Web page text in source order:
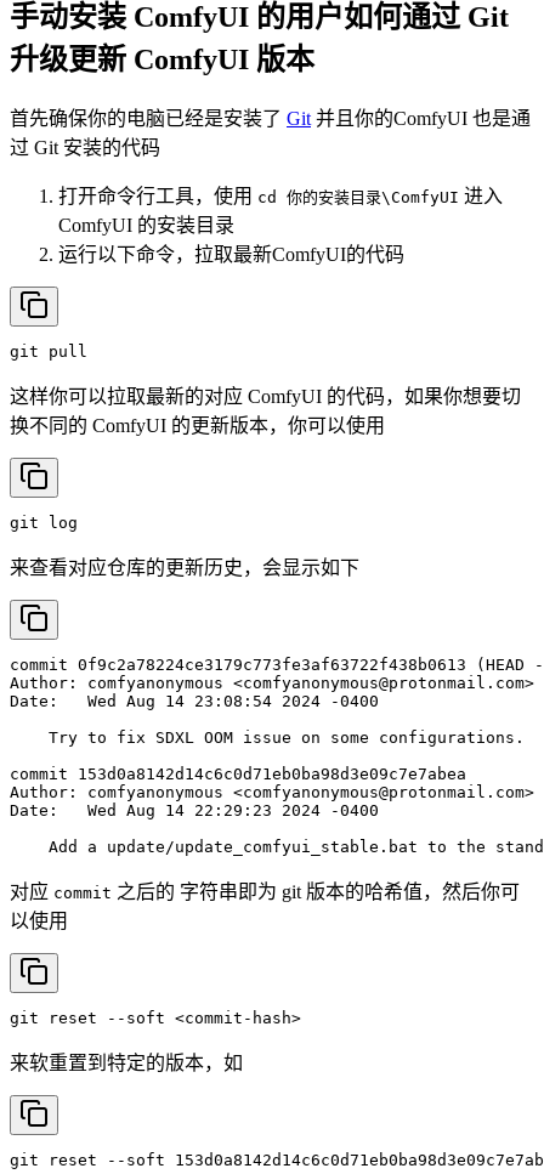
手动安装 ComfyUI 的用户如何通过 Git
升级更新 ComfyUI 版本
首先确保你的电脑已经是安装了 Git 并且你的ComfyUI 也是通
过 Git 安装的代码
打开命令行工具，使用 cd 你的安装目录\ComfyUI 进入
ComfyUI 的安装目录
运行以下命令，拉取最新ComfyUI的代码
git pull
这样你可以拉取最新的对应 ComfyUI 的代码，如果你想要切
换不同的 ComfyUI 的更新版本，你可以使用
git log
来查看对应仓库的更新历史，会显示如下
commit 0f9c2a78224ce3179c773fe3af63722f438b0613 (HEAD
Author:
comfyanonymous <comfyanonymous@protonmail.com>
Date:
Wed Aug 14 23:08:54 2024
-0400
Try to fix SDXL OOM issue on some
configurations.
commit
153d0a8142d14c6c0d71eb0ba98d3e09c7e7abea
Author:
comfyanonymous <comfyanonymous@protonmail.com>
Date:
Wed Aug 14 22:29:23 2024
-0400
Add
a update/update_comfyui_stable.bat to the
对应 commit 之后的 字符串即为 git 版本的哈希值，然后你可
以使用
git reset --soft <commit-hash>
来软重置到特定的版本，如
git reset --soft